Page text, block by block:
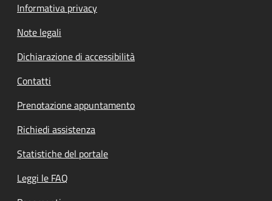
Informativa privacy
Note legali
Dichiarazione di accessibilità
Contatti
Prenotazione appuntamento
Richiedi assistenza
Statistiche del portale
Leggi le FAQ